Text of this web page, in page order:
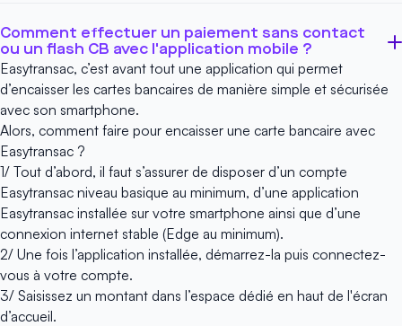
Comment effectuer un paiement sans contact
ou un flash CB avec l'application mobile ?
Easytransac, c’est avant tout une application qui permet
d’encaisser les cartes bancaires de manière simple et sécurisée
avec son smartphone.
Alors, comment faire pour encaisser une carte bancaire avec
Easytransac ?
1/ Tout d’abord, il faut s’assurer de disposer d’un compte
Easytransac niveau basique au minimum, d’une application
Easytransac installée sur votre smartphone ainsi que d’une
connexion internet stable (Edge au minimum).
2/ Une fois l’application installée, démarrez-la puis connectez-
vous à votre compte.
3/ Saisissez un montant dans l’espace dédié en haut de l'écran
d’accueil.